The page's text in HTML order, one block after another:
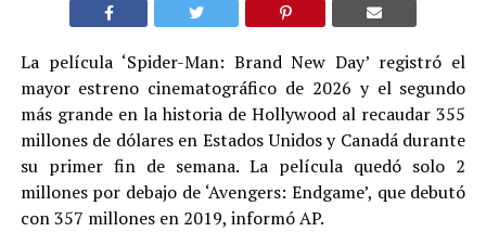
La película ‘Spider-Man: Brand New Day’ registró el
mayor estreno cinematográfico de 2026 y el segundo
más grande en la historia de Hollywood al recaudar 355
millones de dólares en Estados Unidos y Canadá durante
su primer fin de semana. La película quedó solo 2
millones por debajo de ‘Avengers: Endgame’, que debutó
con 357 millones en 2019, informó AP.